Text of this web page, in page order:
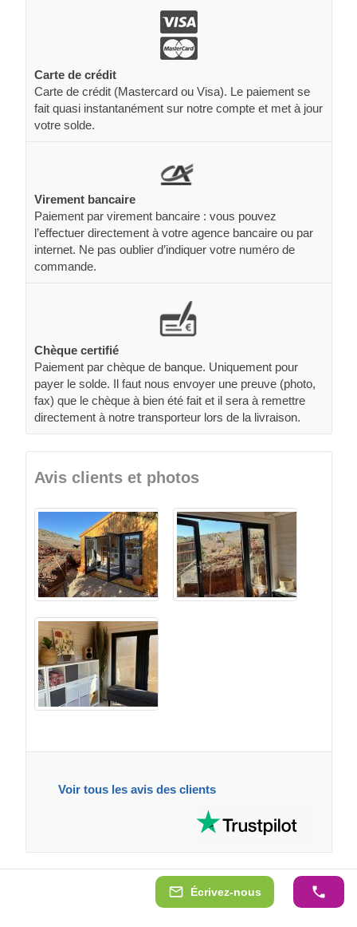
Carte de crédit
Carte de crédit (Mastercard ou Visa). Le paiement se
fait quasi instantanément sur notre compte et met à jour
votre solde.
Virement bancaire
Paiement par virement bancaire : vous pouvez
l’effectuer directement à votre agence bancaire ou par
internet. Ne pas oublier d’indiquer votre numéro de
commande.
Chèque certifié
Paiement par chèque de banque. Uniquement pour
payer le solde. Il faut nous envoyer une preuve (photo,
fax) que le chèque à bien été fait et il sera à remettre
directement à notre transporteur lors de la livraison.
Avis clients et photos
Voir tous les avis des clients
Écrivez-nous